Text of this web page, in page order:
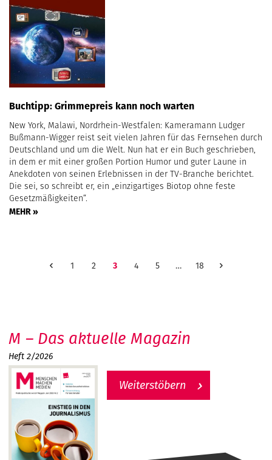
Buchtipp: Grimmepreis kann noch warten
New York, Malawi, Nordrhein-Westfalen: Kameramann Ludger
Bußmann-Wigger reist seit vielen Jahren für das Fernsehen durch
Deutschland und um die Welt. Nun hat er ein Buch geschrieben,
in dem er mit einer großen Portion Humor und guter Laune in
Anekdoten von seinen Erlebnissen in der TV-Branche berichtet.
Die sei, so schreibt er, ein „einzigartiges Biotop ohne feste
Gesetzmäßigkeiten“.
MEHR »
1 2 3 4 5 … 18
M – Das aktuelle Magazin
Heft 2/2026
Weiterstöbern